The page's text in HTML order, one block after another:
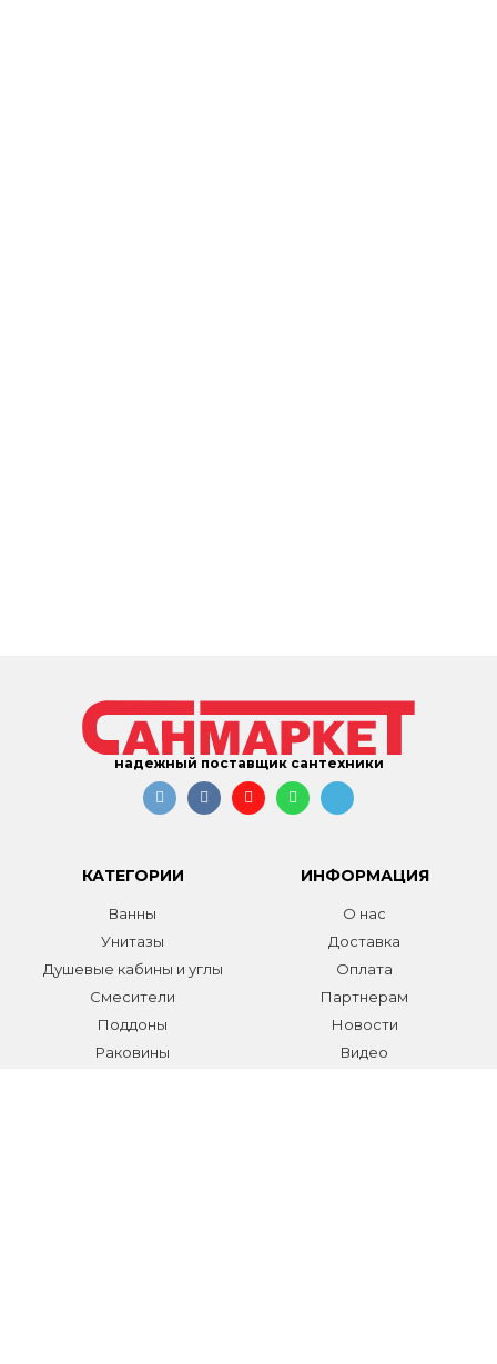
надежный поставщик сантехники
КАТЕГОРИИ
Ванны
Унитазы
Душевые кабины и углы
Смесители
Поддоны
Раковины
ИНФОРМАЦИЯ
О нас
Доставка
Оплата
Партнерам
Новости
Видео